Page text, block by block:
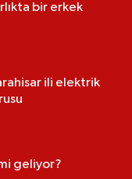
bir erkek
ili elektrik
geliyor?